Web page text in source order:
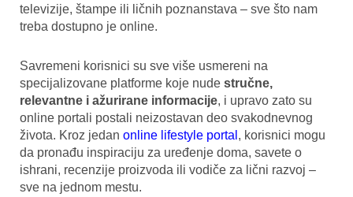
televizije, štampe ili ličnih poznanstava – sve što nam
treba dostupno je online.
Savremeni korisnici su sve više usmereni na
specijalizovane platforme koje nude stručne,
relevantne i ažurirane informacije, i upravo zato su
online portali postali neizostavan deo svakodnevnog
života. Kroz jedan online lifestyle portal , korisnici mogu
da pronađu inspiraciju za uređenje doma, savete o
ishrani, recenzije proizvoda ili vodiče za lični razvoj –
sve na jednom mestu.